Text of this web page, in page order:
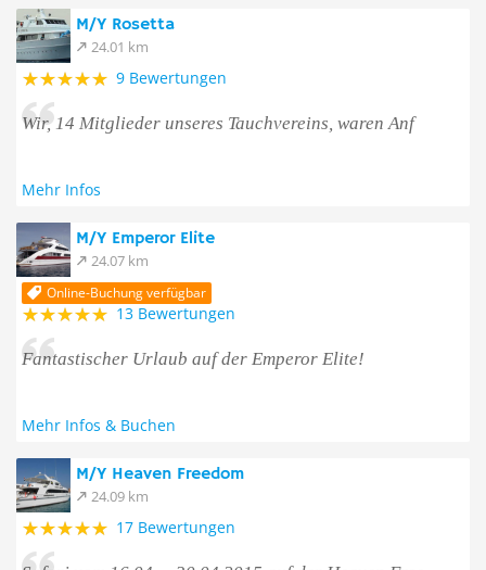
M/Y Rosetta
24.01 km
9 Bewertungen
Wir, 14 Mitglieder unseres Tauchvereins, waren Anf
Mehr Infos
M/Y Emperor Elite
24.07 km
Online-Buchung verfügbar
13 Bewertungen
Fantastischer Urlaub auf der Emperor Elite!
Mehr Infos & Buchen
M/Y Heaven Freedom
24.09 km
17 Bewertungen